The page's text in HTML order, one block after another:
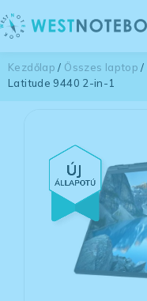
Kezdőlap / Összes laptop /
Latitude 9440 2-in-1